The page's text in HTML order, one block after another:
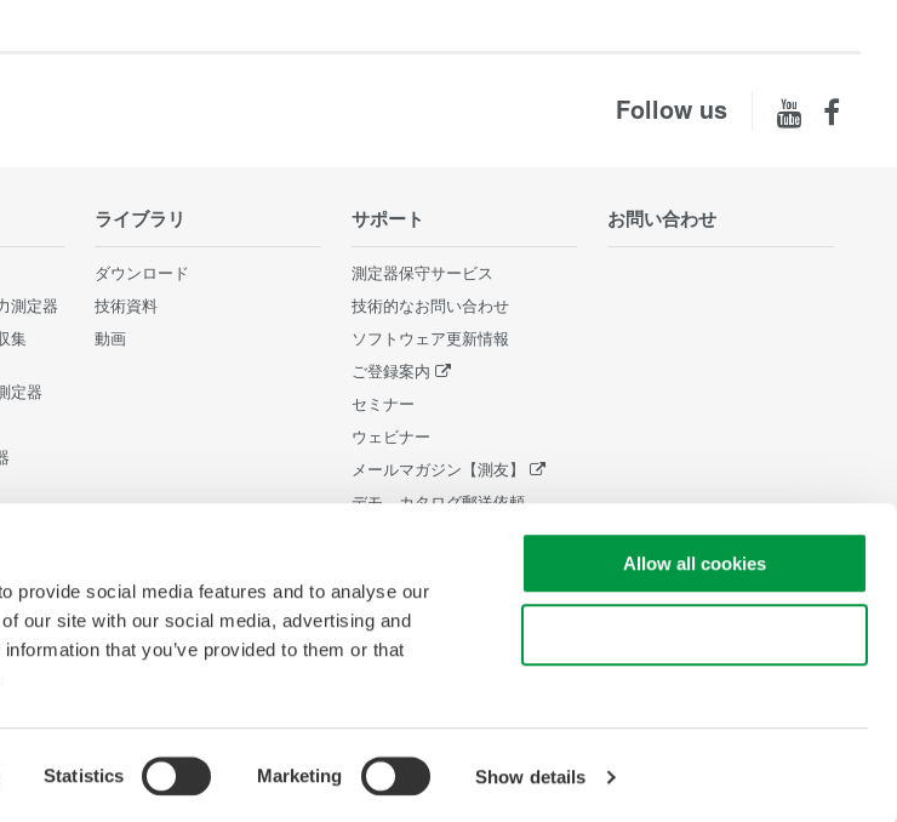
provide social media features and to analyse our
our site with our social media, advertising and
that you’ve provided to them or that
Statistics Marketing Show details
Allow all cookies
Follow us
測定器
集
定器
ライブラリ
ダウンロード
技術資料
動画
サポート
測定器保守サービス
技術的なお問い合わせ
ソフトウェア更新情報
ご登録案内
セミナー
ウェビナー
メールマガジン【測友】
デモ、カタログ郵送依頼
ー
中小企業向け設備 税制証明書発
お問い合わせ
Copyright © 2008-2026 Yokogawa Test & Measurement Corporation